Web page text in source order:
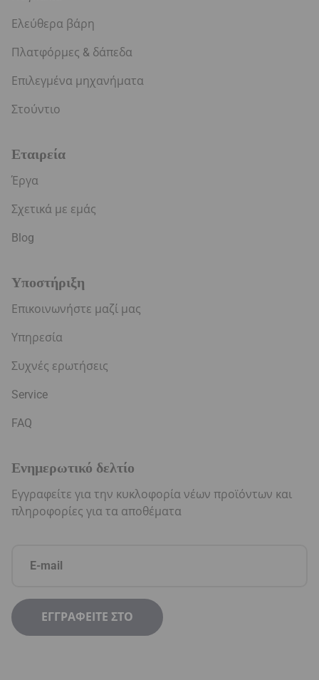
Ελεύθερα βάρη
Πλατφόρμες & δάπεδα
Επιλεγμένα μηχανήματα
Στούντιο
Εταιρεία
Έργα
Σχετικά με εμάς
Blog
Υποστήριξη
Επικοινωνήστε μαζί μας
Υπηρεσία
Συχνές ερωτήσεις
Service
FAQ
Ενημερωτικό δελτίο
Εγγραφείτε για την κυκλοφορία νέων προϊόντων και
πληροφορίες για τα αποθέματα